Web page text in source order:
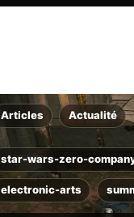
Articles Actualité
star-wars-zero-
electronic-arts